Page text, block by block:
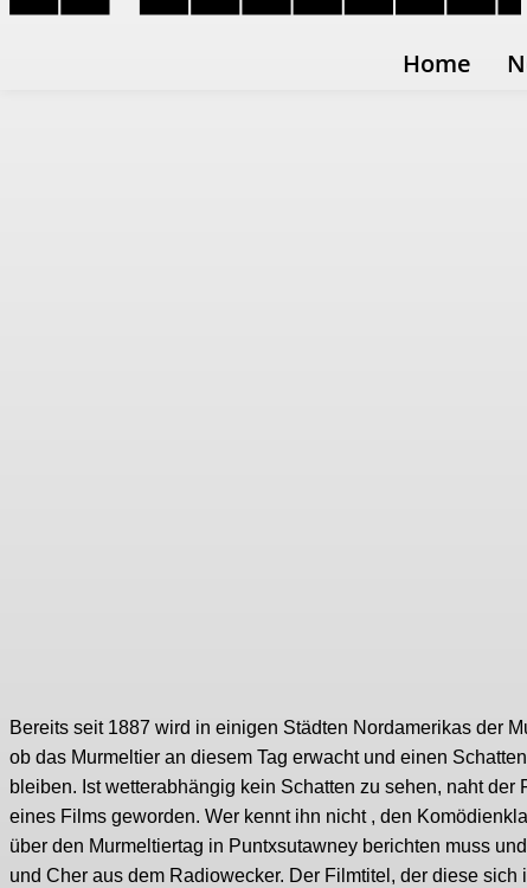
Home
Bereits seit 1887 wird in einigen Städten Nordamerikas der
ob das Murmeltier an diesem Tag erwacht und einen
bleiben. Ist wetterabhängig kein Schatten zu sehen, naht
eines Films geworden. Wer kennt ihn nicht , den
über den Murmeltiertag in Puntxsutawney berichten muss
und Cher aus dem Radiowecker. Der Filmtitel, der diese